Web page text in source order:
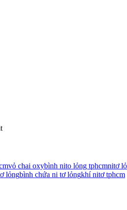
vỏ chai oxybình nito lỏng tphcmnitơ
lỏngbình chứa ni tơ lỏngkhí nitơ tphcm